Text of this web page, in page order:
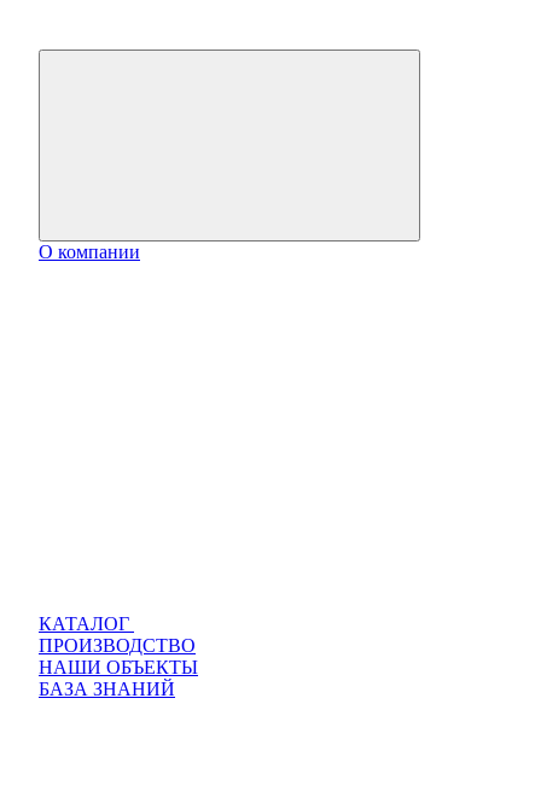
О компании
КАТАЛОГ
ПРОИЗВОДСТВО
НАШИ ОБЪЕКТЫ
БАЗА ЗНАНИЙ